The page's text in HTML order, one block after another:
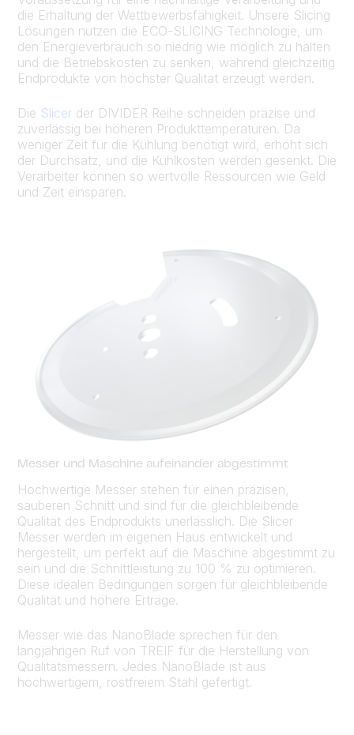
die Erhaltung der Wettbewerbsfähigkeit. Unsere Slicing
Lösungen nutzen die ECO-SLICING Technologie, um
den Energieverbrauch so niedrig wie möglich zu halten
und die Betriebskosten zu senken, während gleichzeitig
Endprodukte von höchster Qualität erzeugt werden.
Die Slicer der DIVIDER Reihe schneiden präzise und
zuverlässig bei höheren Produkttemperaturen. Da
weniger Zeit für die Kühlung benötigt wird, erhöht sich
der Durchsatz, und die Kühlkosten werden gesenkt. Die
Verarbeiter können so wertvolle Ressourcen wie Geld
und Zeit einsparen.
Messer und Maschine aufeinander abgestimmt
Hochwertige Messer stehen für einen präzisen,
sauberen Schnitt und sind für die gleichbleibende
Qualität des Endprodukts unerlässlich. Die Slicer
Messer werden im eigenen Haus entwickelt und
hergestellt, um perfekt auf die Maschine abgestimmt zu
sein und die Schnittleistung zu 100 % zu optimieren.
Diese idealen Bedingungen sorgen für gleichbleibende
Qualität und höhere Erträge.
Messer wie das NanoBlade sprechen für den
langjährigen Ruf von TREIF für die Herstellung von
Qualitätsmessern. Jedes NanoBlade ist aus
hochwertigem, rostfreiem Stahl gefertigt.